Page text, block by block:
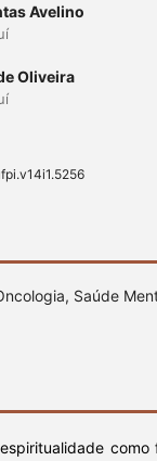
Avelino
Oliveira
Saúde